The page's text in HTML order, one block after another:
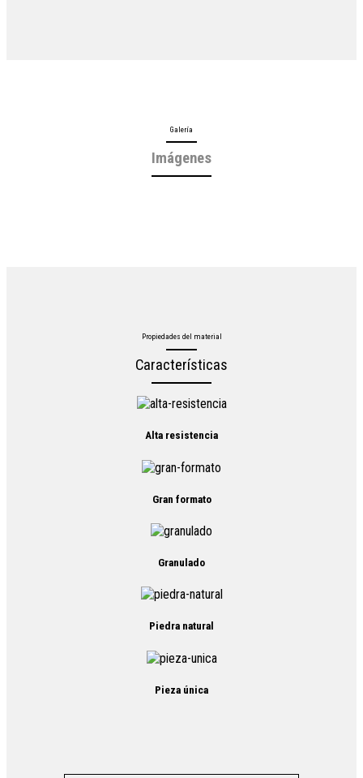
Galería
Imágenes
Propiedades del material
Características
Alta resistencia
Gran formato
Granulado
Piedra natural
Pieza única